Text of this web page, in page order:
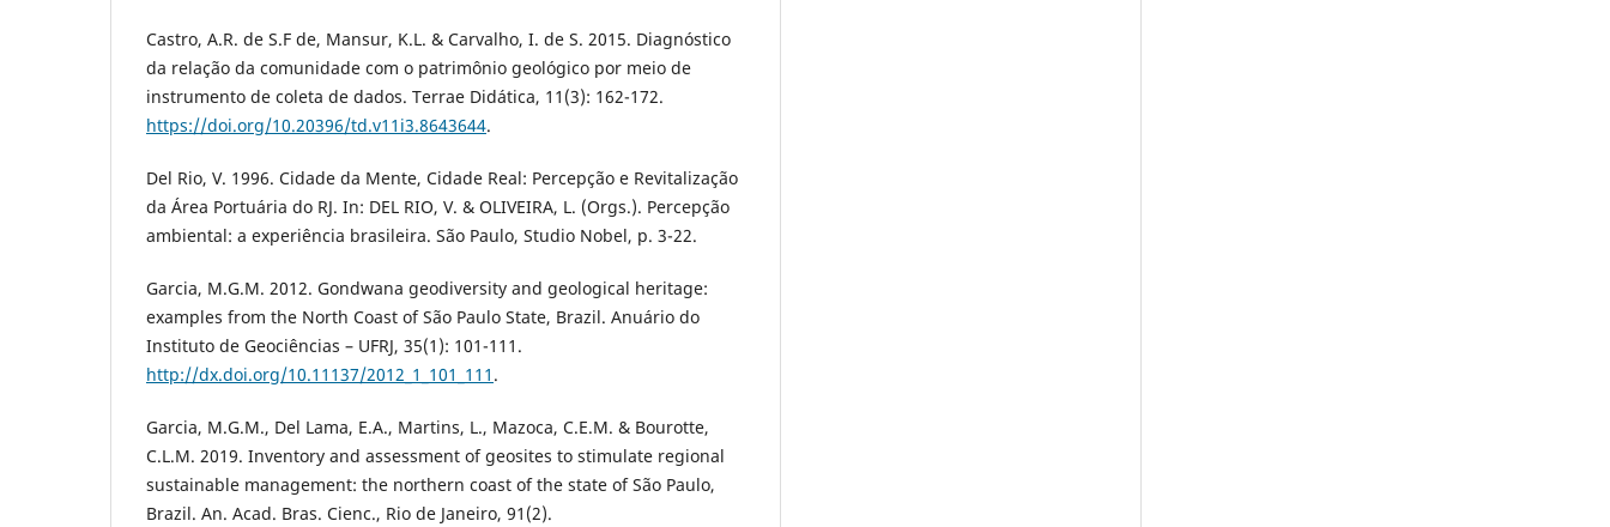
Castro, A.R. de S.F de, Mansur, K.L. & Carvalho, I. de S. 2015. Diagnóstico
da relação da comunidade com o patrimônio geológico por meio de
instrumento de coleta de dados. Terrae Didática, 11(3): 162-172.
https://doi.org/10.20396/td.v11i3.8643644.
Del Rio, V. 1996. Cidade da Mente, Cidade Real: Percepção e Revitalização
da Área Portuária do RJ. In: DEL RIO, V. & OLIVEIRA, L. (Orgs.). Percepção
ambiental: a experiência brasileira. São Paulo, Studio Nobel, p. 3-22.
Garcia, M.G.M. 2012. Gondwana geodiversity and geological heritage:
examples from the North Coast of São Paulo State, Brazil. Anuário do
Instituto de Geociências – UFRJ, 35(1): 101-111.
http://dx.doi.org/10.11137/2012_1_101_111 .
Garcia, M.G.M., Del Lama, E.A., Martins, L., Mazoca, C.E.M. & Bourotte,
C.L.M. 2019. Inventory and assessment of geosites to stimulate regional
sustainable management: the northern coast of the state of São Paulo,
Brazil. An. Acad. Bras. Cienc., Rio de Janeiro, 91(2).